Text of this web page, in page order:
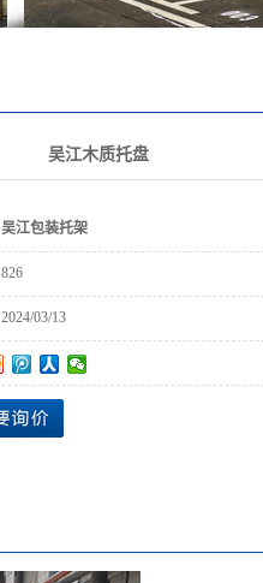
吴江木质托盘
吴江包装托架
826
2024/03/13